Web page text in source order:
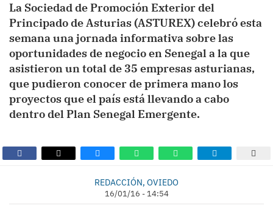
La Sociedad de Promoción Exterior del
Principado de Asturias (ASTUREX) celebró esta
semana una jornada informativa sobre las
oportunidades de negocio en Senegal a la que
asistieron un total de 35 empresas asturianas,
que pudieron conocer de primera mano los
proyectos que el país está llevando a cabo
dentro del Plan Senegal Emergente.
REDACCIÓN, OVIEDO
16/01/16 - 14:54